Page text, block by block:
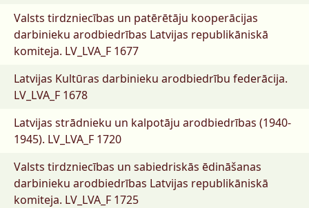
Valsts tirdzniecības un patērētāju kooperācijas
darbinieku arodbiedrības Latvijas republikāniskā
komiteja. LV_LVA_F 1677
Latvijas Kultūras darbinieku arodbiedrību federācija.
LV_LVA_F 1678
Latvijas strādnieku un kalpotāju arodbiedrības (1940-
1945). LV_LVA_F 1720
Valsts tirdzniecības un sabiedriskās ēdināšanas
darbinieku arodbiedrības Latvijas republikāniskā
komiteja. LV_LVA_F 1725